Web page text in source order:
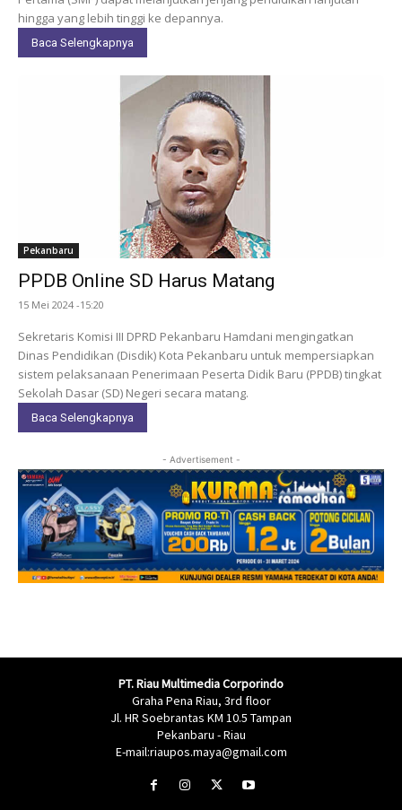
hingga yang lebih tinggi ke depannya.
Baca Selengkapnya
Pekanbaru
PPDB Online SD Harus Matang
15 Mei 2024 -15:20
Sekretaris Komisi III DPRD Pekanbaru Hamdani mengingatkan
Dinas Pendidikan (Disdik) Kota Pekanbaru untuk mempersiapkan
sistem pelaksanaan Penerimaan Peserta Didik Baru (PPDB) tingkat
Sekolah Dasar (SD) Negeri secara matang.
Baca Selengkapnya
- Advertisement -
PT. Riau Multimedia Corporindo
Graha Pena Riau, 3rd floor
Jl. HR Soebrantas KM 10.5 Tampan
Pekanbaru - Riau
E-mail:riaupos.maya@gmail.com